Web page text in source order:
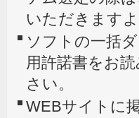
いただきます
ソフトの一括
用許諾書をお
さい。
WEBサイトに